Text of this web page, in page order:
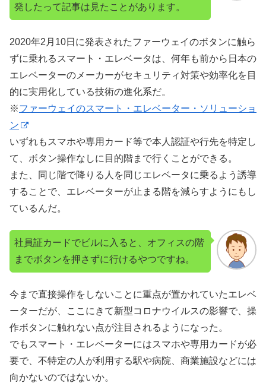
発したって記事は見たことがあります。
2020年2月10日に発表されたファーウェイのボタンに触ら
ずに乗れるスマート・エレベータは、何年も前から日本の
エレベーターのメーカーがセキュリティ対策や効率化を目
的に実用化している技術の進化系だ。
※ファーウェイのスマート・エレベーター・ソリューショ
ン
いずれもスマホや専用カード等で本人認証や行先を特定し
て、ボタン操作なしに目的階まで行くことができる。
また、同じ階で降りる人を同じエレベータに乗るよう誘導
することで、エレベーターが止まる階を減らすようにもし
ているんだ。
社員証カードでビルに入ると、オフィスの階
までボタンを押さずに行けるやつですね。
今まで直接操作をしないことに重点が置かれていたエレベ
ーターだが、ここにきて新型コロナウイルスの影響で、操
作ボタンに触れない点が注目されるようになった。
でもスマート・エレベーターにはスマホや専用カードが必
要で、不特定の人が利用する駅や病院、商業施設などには
向かないのではないか。